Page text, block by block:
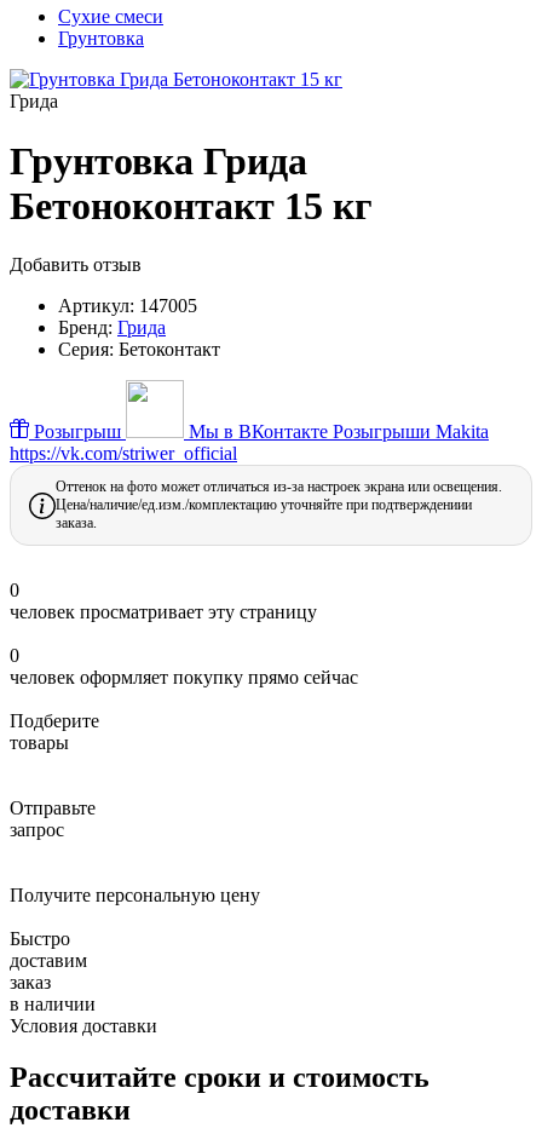
Сухие смеси
Грунтовка
Грида
Грунтовка Грида
Бетоноконтакт 15 кг
Добавить отзыв
Артикул: 147005
Бренд: Грида
Серия: Бетоконтакт
Розыгрыш Мы в ВКонтакте Розыгрыши Makita
https://vk.com/striwer_official
Оттенок на фото может отличаться из-за настроек экрана или освещения.
Цена/наличие/ед.изм./комплектацию уточняйте при подтверждениии
заказа.
0
человек просматривает эту страницу
0
человек оформляет покупку прямо сейчас
Подберите
товары
Отправьте
запрос
Получите персональную цену
Быстро
доставим
заказ
в наличии
Условия доставки
Рассчитайте сроки и стоимость
доставки